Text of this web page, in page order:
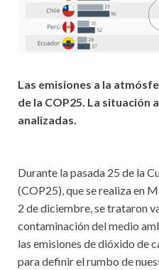
Las emisiones a la
de la COP25. La situación
analizadas.
Durante la pasada 25 de la
(COP25), que se realiza en
2 de diciembre, se trataron
contaminación del medio
las emisiones de dióxido de
para definir el rumbo de